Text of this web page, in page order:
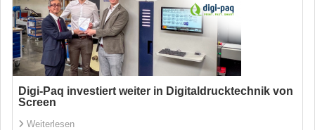
Digi-Paq investiert weiter in Digitaldrucktechnik von
Screen
Weiterlesen